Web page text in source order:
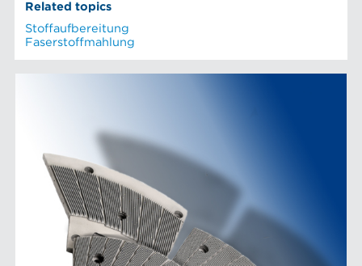
Related topics
Stoffaufbereitung
Faserstoffmahlung